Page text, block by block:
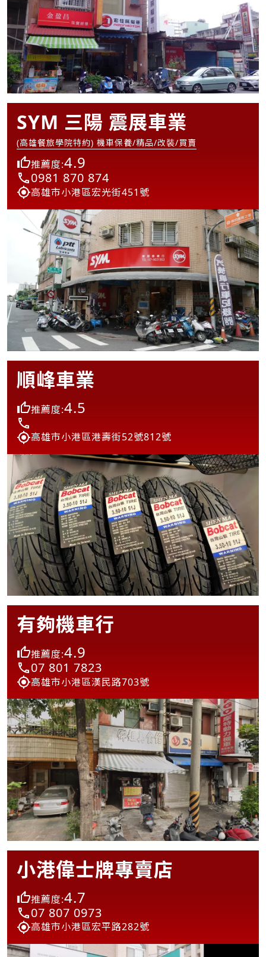
SYM 三陽 震展車業
(高雄餐旅學院特約) 機車保養/精品/改裝/買賣
推薦度:4.9
0981 870 874
高雄市小港區宏光街451號
順峰車業
推薦度:4.5
高雄市小港區港壽街52號812號
有夠機車行
推薦度:4.9
07 801 7823
高雄市小港區漢民路703號
小港偉士牌專賣店
推薦度:4.7
07 807 0973
高雄市小港區宏平路282號